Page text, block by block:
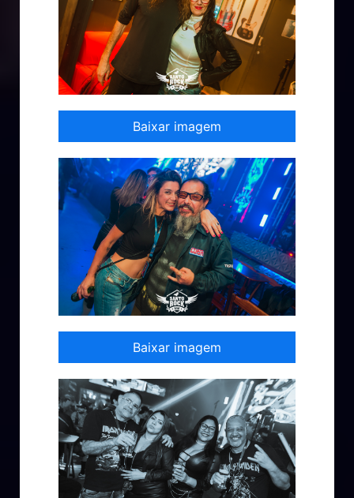
Baixar imagem
Baixar imagem